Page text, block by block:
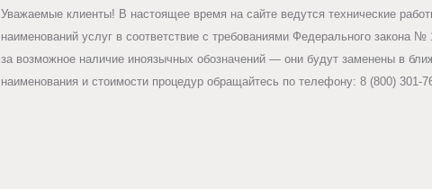
Уважаемые клиенты! В настоящее время на сайте ведутся технические
наименований услуг в соответствие с требованиями Федерального закона
за возможное наличие иноязычных обозначений — они будут заменены в
наименования и стоимости процедур обращайтесь по телефону: 8 (800) 301-